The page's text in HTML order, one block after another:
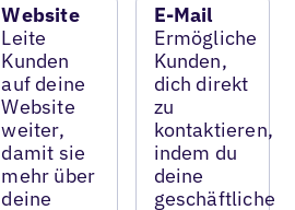
Website
Leite
Kunden
auf deine
Website
weiter,
damit sie
mehr über
deine
E-Mail
Ermögliche
Kunden,
dich direkt
zu
kontaktieren,
indem du
deine
geschäftliche